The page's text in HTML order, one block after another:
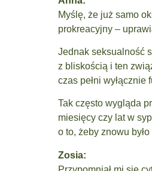
Myślę, że już samo
prokreacyjny –
Jednak seksualność
z bliskością i ten
czas pełni wyłącznie
Tak często wygląda
miesięcy czy lat w
o to, żeby znowu
Zosia: